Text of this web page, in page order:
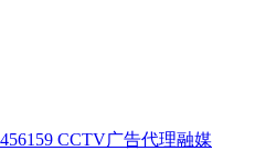
CCTV广告代理融媒